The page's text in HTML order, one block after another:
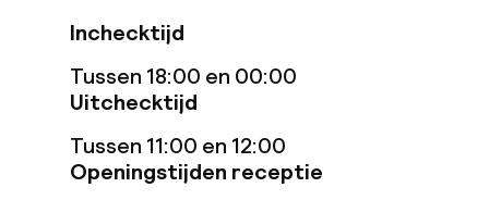
Wasservice
Inchecktijd
Tussen 18:00 en 00:00
Uitchecktijd
Tussen 11:00 en 12:00
Openingstijden receptie